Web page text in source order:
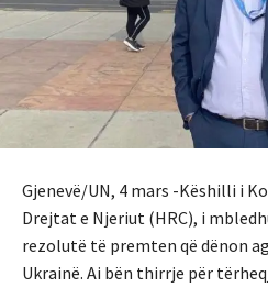
Gjenevë/UN, 4 mars -Këshilli i
Drejtat e Njeriut (HRC), i
rezolutë të premten që dënon
Ukrainë. Ai bën thirrje për